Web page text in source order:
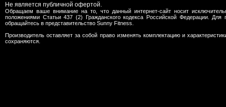
Не является публичной офертой.
Обращаем ваше внимание на то, что данный интернет-сайт носит
положениями Статьи 437 (2) Гражданского кодекса Российской Федерации.
обращайтесь в представительство Sunny Fitness.
Производитель оставляет за собой право изменять комплектацию и
сохраняются.